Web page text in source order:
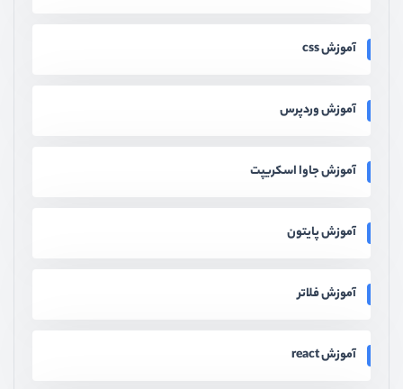
آموزش css
آموزش وردپرس
آموزش جاوا اسکریپت
آموزش پایتون
آموزش فلاتر
آموزش react